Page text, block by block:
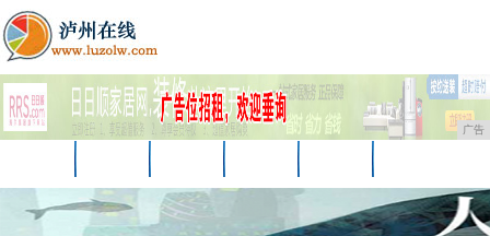
广告
商讯 游戏